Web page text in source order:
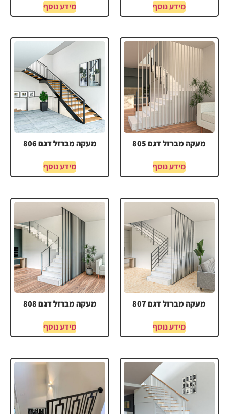
מידע נוסף מידע נוסף
מעקה מברזל דגם 805
מידע נוסף
מעקה מברזל דגם 806
מידע נוסף
מעקה מברזל דגם 807
מידע נוסף
מעקה מברזל דגם 808
מידע נוסף